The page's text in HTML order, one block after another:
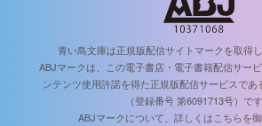
青い鳥文庫は正規版配信サイトマークを取得
ABJマークは、この電子書店・電子書籍配信サー
ンテンツ使用許諾を得た正規版配信サービスで
（登録番号 第6091713号）です
ABJマークについて、詳しくはこちらを御